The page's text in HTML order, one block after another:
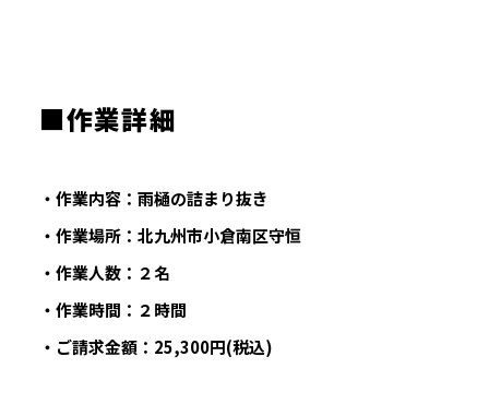
■作業詳細
・作業内容：雨樋の詰まり抜き
・作業場所：北九州市小倉南区守恒
・作業人数：２名
・作業時間：２時間
・ご請求金額：25,300円(税込)